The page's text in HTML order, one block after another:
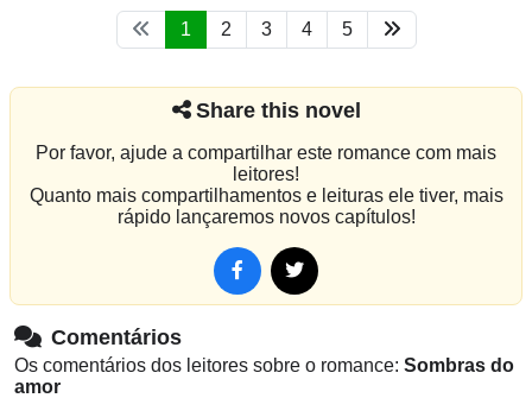
1 2 3 4 5
Share this novel
Por favor, ajude a compartilhar este romance com mais
leitores!
Quanto mais compartilhamentos e leituras ele tiver, mais
rápido lançaremos novos capítulos!
Comentários
Os comentários dos leitores sobre o romance: Sombras do
amor